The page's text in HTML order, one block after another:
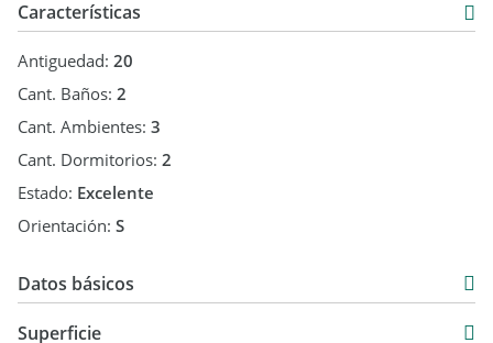
Características
Antiguedad: 20
Cant. Baños: 2
Cant. Ambientes: 3
Cant. Dormitorios: 2
Estado: Excelente
Orientación: S
Datos básicos
Superficie